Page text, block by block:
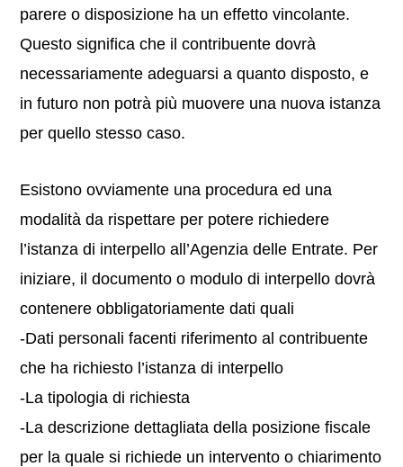
parere o disposizione ha un effetto vincolante.
Questo significa che il contribuente dovrà
necessariamente adeguarsi a quanto disposto, e
in futuro non potrà più muovere una nuova istanza
per quello stesso caso.
Esistono ovviamente una procedura ed una
modalità da rispettare per potere richiedere
l’istanza di interpello all’Agenzia delle Entrate. Per
iniziare, il documento o modulo di interpello dovrà
contenere obbligatoriamente dati quali
-Dati personali facenti riferimento al contribuente
che ha richiesto l’istanza di interpello
-La tipologia di richiesta
-La descrizione dettagliata della posizione fiscale
per la quale si richiede un intervento o chiarimento